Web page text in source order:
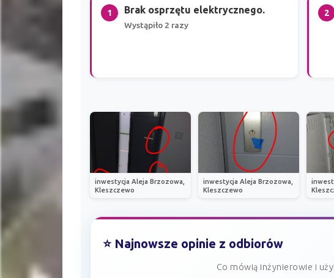
1 Brak osprzętu elektrycznego.
Wystąpiło 2 razy
2
inwestycja Aleja Brzozowa,
Kleszczewo
inwestycja Aleja Brzozowa,
Kleszczewo
⭐ Najnowsze opinie z odbiorów
Co mówią inżynierowie i